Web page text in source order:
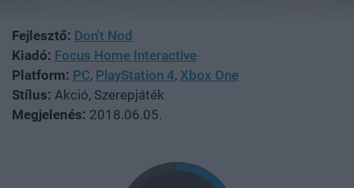
Fejlesztő: Don't Nod
Kiadó: Focus Home Interactive
Platform: PC, PlayStation 4, Xbox One
Stílus: Akció, Szerepjáték
Megjelenés: 2018.06.05.